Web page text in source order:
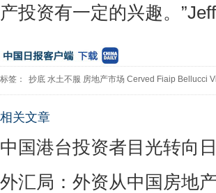
产投资有一定的兴趣。”Jeff
标签： 抄底 水土不服 房地产市场 Cerved Fiaip Bellucci
相关文章
中国港台投资者目光转向
外汇局：外资从中国房地